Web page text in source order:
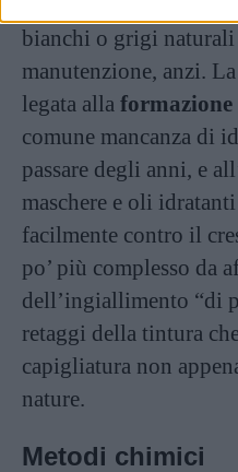
bianchi o grigi
manutenzione, anzi.
legata alla formazione
comune mancanza di
passare degli anni, e
maschere e oli
facilmente contro il
po’ più complesso da
dell’ingiallimento “di
retaggi della tintura
capigliatura non
nature.
Metodi chimici